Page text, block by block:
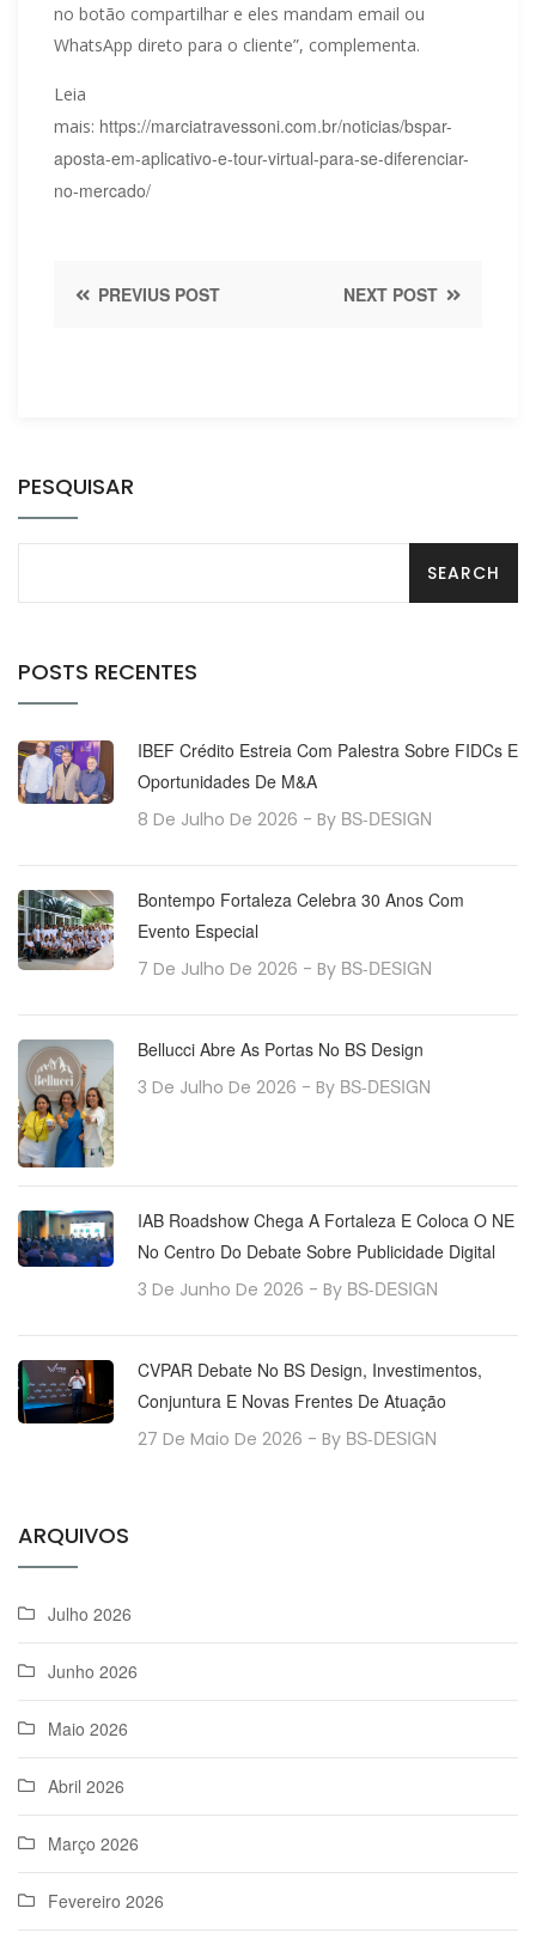
no botão compartilhar e eles mandam email ou
WhatsApp direto para o cliente”, complementa.
Leia
mais: https://marciatravessoni.com.br/noticias/bspar-
aposta-em-aplicativo-e-tour-virtual-para-se-diferenciar-
no-mercado/
PREVIUS POST NEXT POST
PESQUISAR
POSTS RECENTES
IBEF Crédito Estreia Com Palestra Sobre FIDCs E
Oportunidades De M&A
8 De Julho De 2026 - By BS-DESIGN
Bontempo Fortaleza Celebra 30 Anos Com
Evento Especial
7 De Julho De 2026 - By BS-DESIGN
Bellucci Abre As Portas No BS Design
3 De Julho De 2026 - By BS-DESIGN
IAB Roadshow Chega A Fortaleza E Coloca O NE
No Centro Do Debate Sobre Publicidade Digital
3 De Junho De 2026 - By BS-DESIGN
CVPAR Debate No BS Design, Investimentos,
Conjuntura E Novas Frentes De Atuação
27 De Maio De 2026 - By BS-DESIGN
ARQUIVOS
Julho 2026
Junho 2026
Maio 2026
Abril 2026
Março 2026
Fevereiro 2026